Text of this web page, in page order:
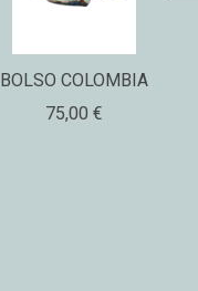
BOLSO COLOMBIA
75,00 €